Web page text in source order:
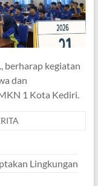
berharap kegiatan
dan
1 Kota Kediri.
Lingkungan